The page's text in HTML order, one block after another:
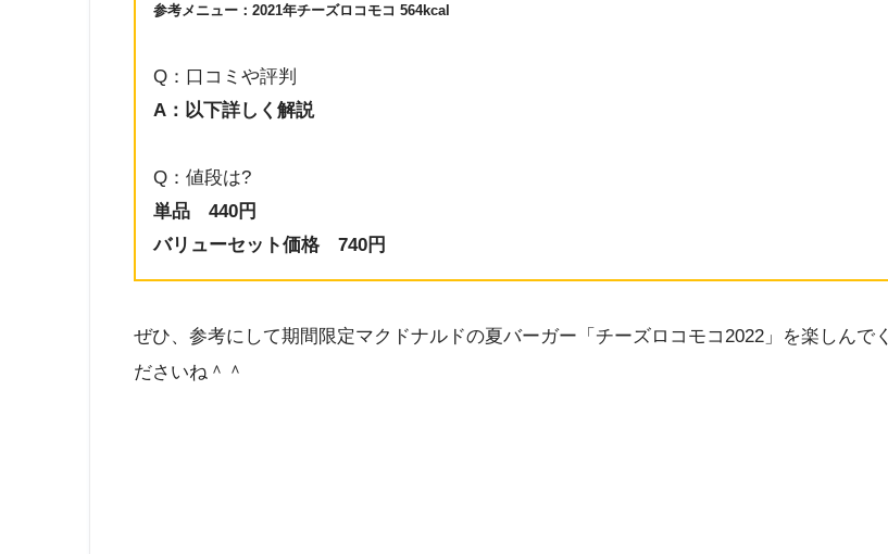
参考メニュー：2021年チーズロコモコ 564kcal
Q：口コミや評判
A：以下詳しく解説
Q：値段は?
単品 440円
バリューセット価格 740円
ぜひ、参考にして期間限定マクドナルドの夏バーガー「チーズロコモコ2022」を楽しんでく
ださいね＾＾